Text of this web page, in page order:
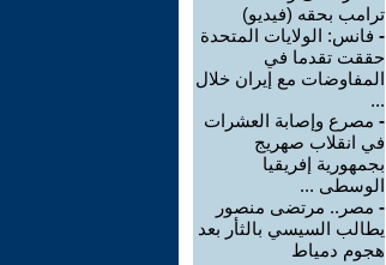
ترامب بحقه (فيديو)
- فانس: الولايات المتحدة
حققت تقدما في
المفاوضات مع إيران خلال
...
- مصرع وإصابة العشرات
في انقلاب صهريج
بجمهورية إفريقيا
الوسطى ...
- مصر.. مرتضى منصور
يطالب السيسي بالثأر بعد
هجوم دمياط